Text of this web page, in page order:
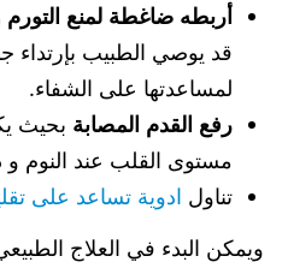
أربطه ضاغطة لمنع
قد يوصي الطبيب بإرتداء
لمساعدتها على الشفاء.
رفع القدم المصابة بحيث
مستوى القلب عند النوم و
تناول ادوية تساعد على
ويمكن البدء في العلاج